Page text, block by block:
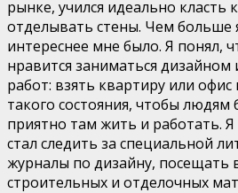
рынке, учился идеально класть
отделывать стены. Чем больше
интереснее мне было. Я понял,
нравится заниматься дизайном
работ: взять квартиру или офис
такого состояния, чтобы людям
приятно там жить и работать.
стал следить за специальной
журналы по дизайну, посещать
строительных и отделочных